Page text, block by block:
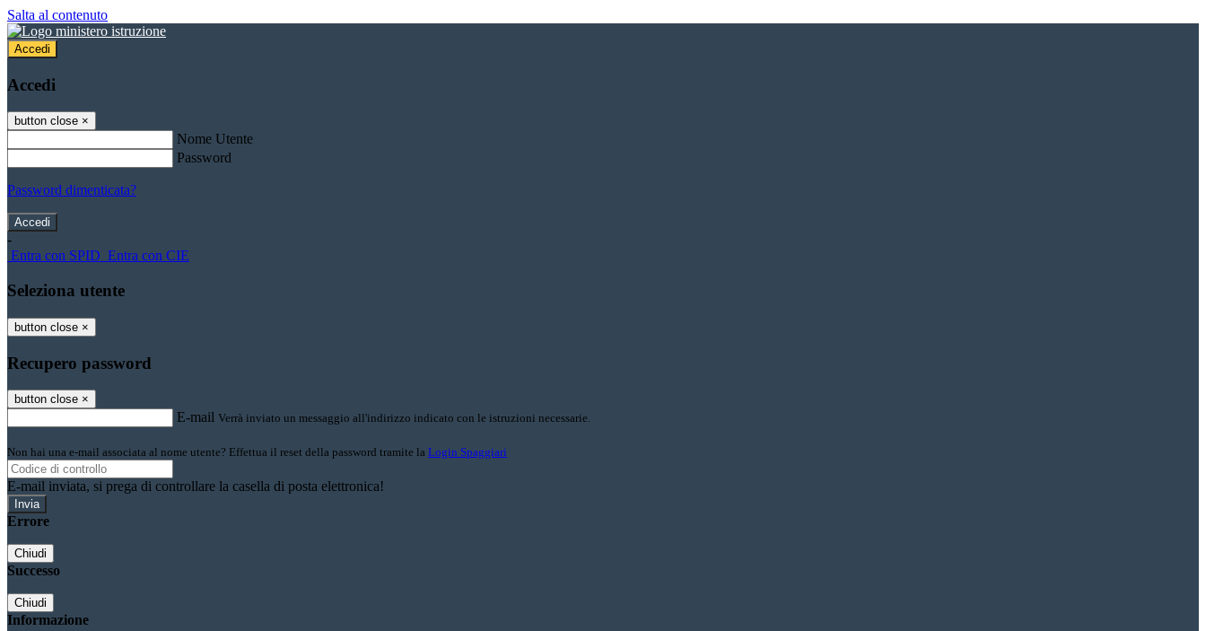
Salta al contenuto
Accedi
Accedi
button close ×
Nome Utente
Password
Password dimenticata?
-
Entra con SPID Entra con CIE
Seleziona utente
button close ×
Recupero password
button close ×
E-mail Verrà inviato un messaggio all'indirizzo indicato con le istruzioni necessarie.
Non hai una e-mail associata al nome utente? Effettua il reset della password tramite la Login Spaggiari
E-mail inviata, si prega di controllare la casella di posta elettronica!
Errore
Chiudi
Successo
Chiudi
Informazione